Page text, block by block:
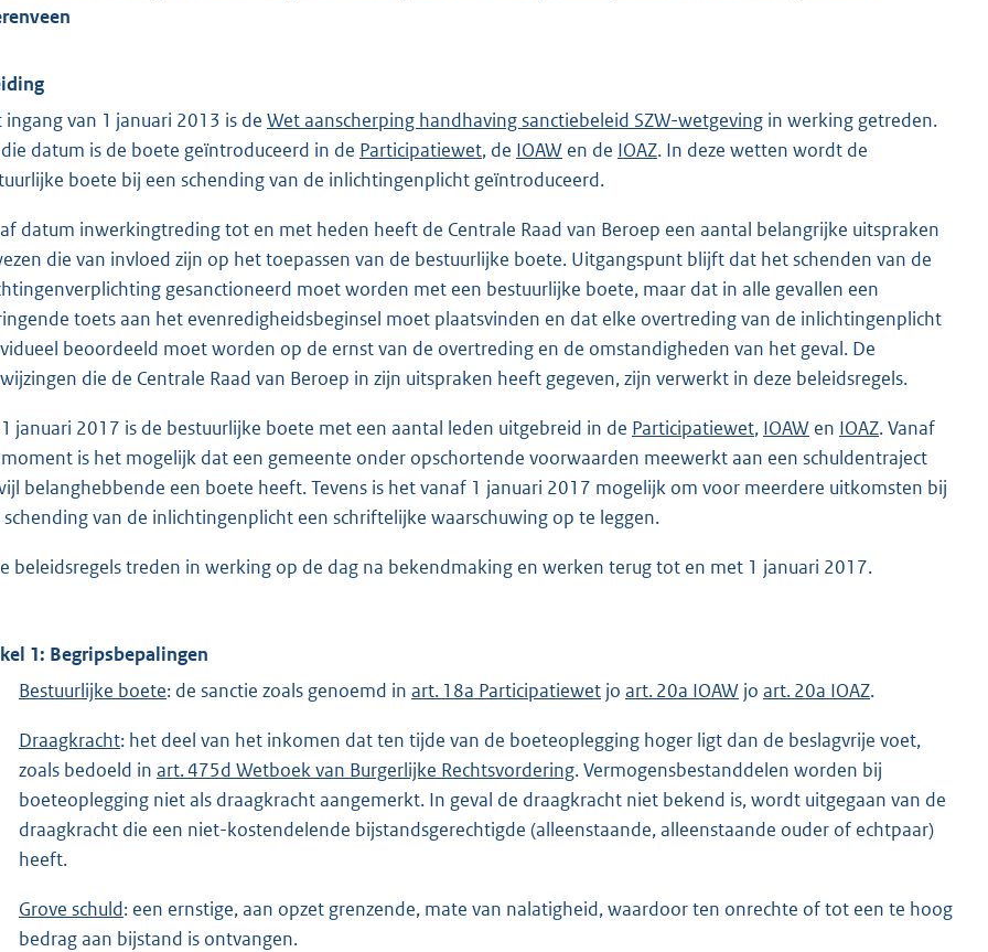
ingang van 1 januari 2013 is de Wet aanscherping handhaving sanctiebeleid SZW-wetgeving in werking getreden.
datum is de boete geïntroduceerd in de Participatiewet, de IOAW en de IOAZ. In deze wetten wordt de
boete bij een schending van de inlichtingenplicht geïntroduceerd.
datum inwerkingtreding tot en met heden heeft de Centrale Raad van Beroep een aantal belangrijke uitspraken
die van invloed zijn op het toepassen van de bestuurlijke boete. Uitgangspunt blijft dat het schenden van de
gesanctioneerd moet worden met een bestuurlijke boete, maar dat in alle gevallen een
toets aan het evenredigheidsbeginsel moet plaatsvinden en dat elke overtreding van de inlichtingenplicht
beoordeeld moet worden op de ernst van de overtreding en de omstandigheden van het geval. De
die de Centrale Raad van Beroep in zijn uitspraken heeft gegeven, zijn verwerkt in deze beleidsregels.
januari 2017 is de bestuurlijke boete met een aantal leden uitgebreid in de Participatiewet, IOAW en IOAZ. Vanaf
is het mogelijk dat een gemeente onder opschortende voorwaarden meewerkt aan een schuldentraject
belanghebbende een boete heeft. Tevens is het vanaf 1 januari 2017 mogelijk om voor meerdere uitkomsten bij
schending van de inlichtingenplicht een schriftelijke waarschuwing op te leggen.
beleidsregels treden in werking op de dag na bekendmaking en werken terug tot en met 1 januari 2017.
1: Begripsbepalingen
Bestuurlijke boete: de sanctie zoals genoemd in art. 18a Participatiewet jo art. 20a IOAW jo art. 20a IOAZ.
Draagkracht: het deel van het inkomen dat ten tijde van de boeteoplegging hoger ligt dan de beslagvrije voet,
zoals bedoeld in art. 475d Wetboek van Burgerlijke Rechtsvordering. Vermogensbestanddelen worden bij
boeteoplegging niet als draagkracht aangemerkt. In geval de draagkracht niet bekend is, wordt uitgegaan van de
draagkracht die een niet-kostendelende bijstandsgerechtigde (alleenstaande, alleenstaande ouder of echtpaar)
heeft.
Grove schuld: een ernstige, aan opzet grenzende, mate van nalatigheid, waardoor ten onrechte of tot een te hoog
bedrag aan bijstand is ontvangen.